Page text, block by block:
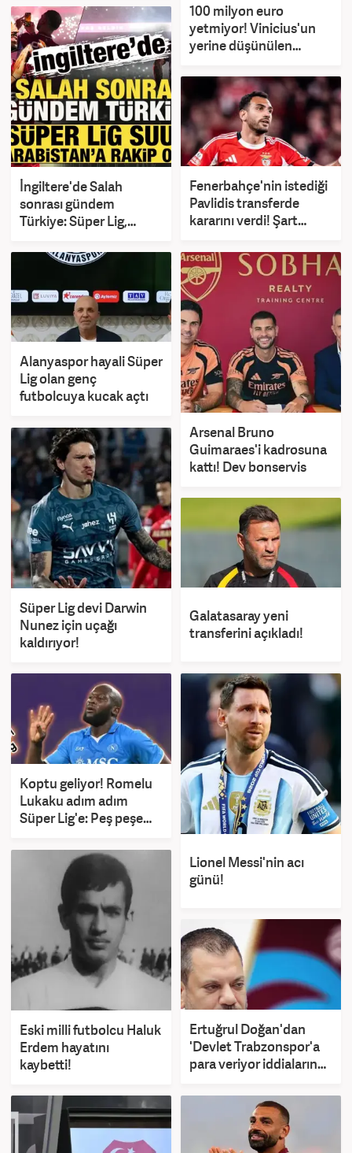
100 milyon euro
yetmiyor! Vinicius'un
yerine düşünülen
talep
İngiltere'de Salah
sonrası gündem
Türkiye: Süper Lig,
oldu!
Fenerbahçe'nin istediği
Pavlidis transferde
kararını verdi! Şart
Alanyaspor hayali Süper
Lig olan genç
futbolcuya kucak açtı
Arsenal Bruno
Guimaraes'i kadrosuna
kattı! Dev bonservis
Süper Lig devi Darwin
Nunez için uçağı
kaldırıyor!
Galatasaray yeni
transferini açıkladı!
Koptu geliyor! Romelu
Lukaku adım adım
Süper Lig'e: Peş peşe
Lionel Messi'nin acı
günü!
Eski milli futbolcu Haluk
Erdem hayatını
kaybetti!
Ertuğrul Doğan'dan
'Devlet Trabzonspor'a
para veriyor iddialarına